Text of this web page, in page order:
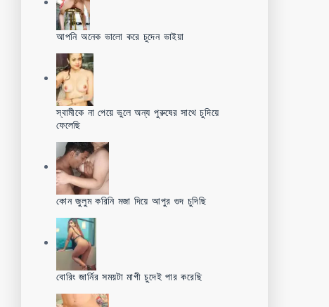
আপনি অনেক ভালো করে চুদেন ভাইয়া
স্বামীকে না পেয়ে ভুলে অন্য পুরুষের সাথে চুদিয়ে
ফেলেছি
কোন জুলুম করিনি মজা দিয়ে আপুর গুদ চুদিছি
বোরিং জার্নির সময়টা মাগী চুদেই পার করেছি